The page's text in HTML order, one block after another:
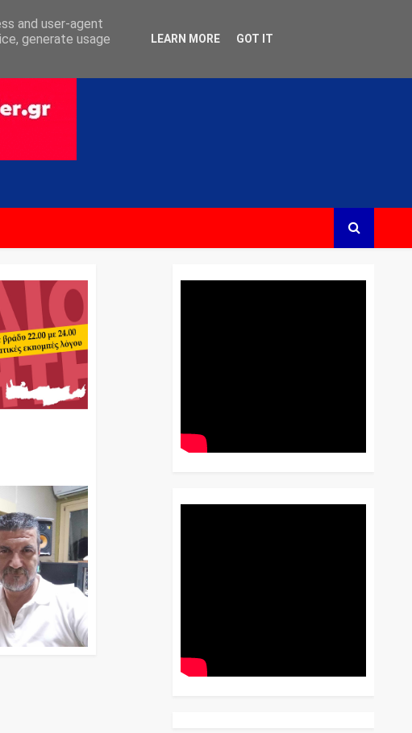
and user-agent
generate usage
LEARN MORE GOT IT